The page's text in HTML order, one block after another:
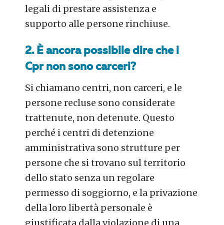
legali di prestare assistenza e
supporto alle persone rinchiuse.
2. È ancora possibile dire che i
Cpr non sono carceri?
Si chiamano centri, non carceri, e le
persone recluse sono considerate
trattenute, non detenute. Questo
perché i centri di detenzione
amministrativa sono strutture per
persone che si trovano sul territorio
dello stato senza un regolare
permesso di soggiorno, e la privazione
della loro libertà personale è